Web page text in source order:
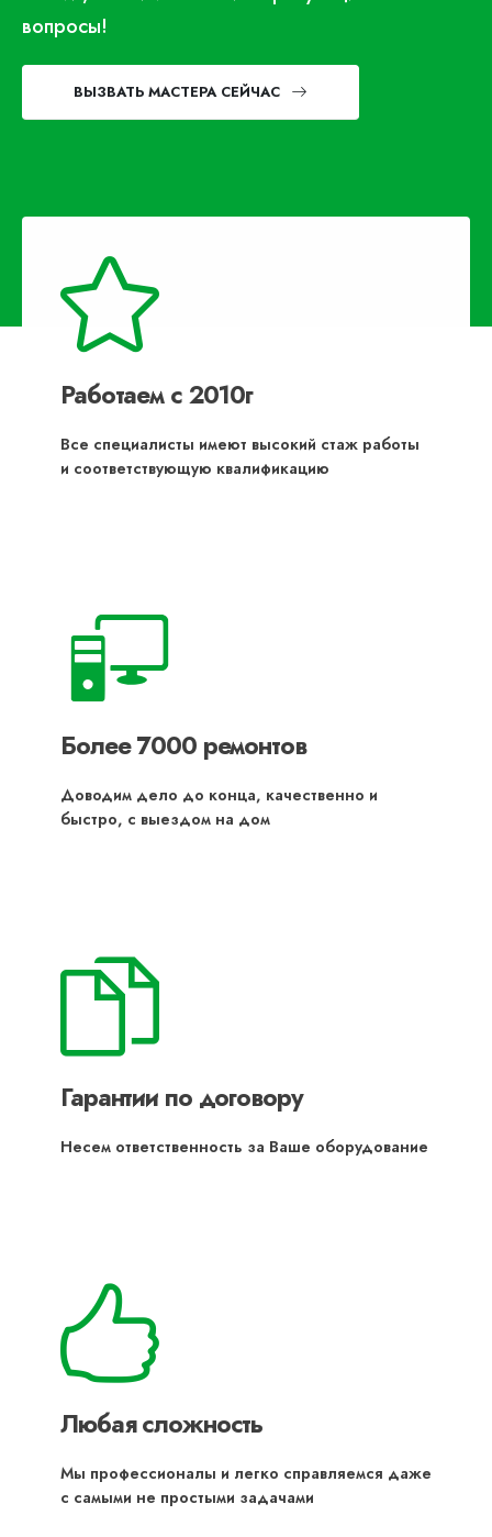
вопросы!
ВЫЗВАТЬ МАСТЕРА СЕЙЧАС
Работаем с 2010г
Все специалисты имеют высокий стаж работы
и соответствующую квалификацию
Более 7000 ремонтов
Доводим дело до конца, качественно и
быстро, с выездом на дом
Гарантии по договору
Несем ответственность за Ваше оборудование
Любая сложность
Мы профессионалы и легко справляемся даже
с самыми не простыми задачами